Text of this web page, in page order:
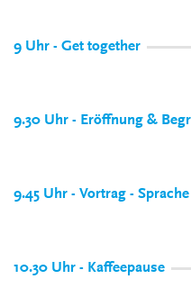
9 Uhr - Get together
9.30 Uhr - Eröffnung &
9.45 Uhr - Vortrag -
10.30 Uhr - Kaffeepause